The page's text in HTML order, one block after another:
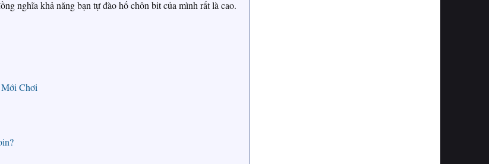
nghĩa khả năng bạn tự đào hố chôn bit của mình rất là cao.
Chơi